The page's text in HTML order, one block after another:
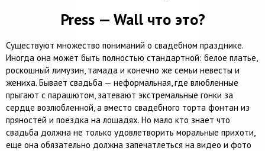
Press — Wall что это?
Существуют множество пониманий о свадебном празднике.
Иногда она может быть полностью стандартной: белое платье,
роскошный лимузин, тамада и конечно же семьи невесты и
жениха. Бывает свадьба — неформальная, где влюбленные
прыгают с парашютом, затевают экстремальные гонки за
сердце возлюбленной, а вместо свадебного торта фонтан из
пряностей и поездка на лошадях. Но мало кто знает что
свадьба должна не только удовлетворить моральные прихоти,
еще она обязательно должна запечатлеться на видео и фото